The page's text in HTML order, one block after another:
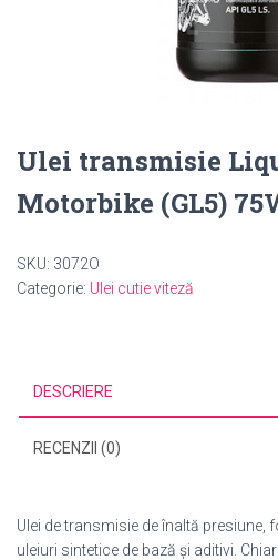
Ulei transmisie
Motorbike (GL5)
SKU: 3072O
Categorie: Ulei cutie viteză
DESCRIERE
RECENZII (0)
Ulei de transmisie de înaltă
uleiuri sintetice de bază şi aditivi.